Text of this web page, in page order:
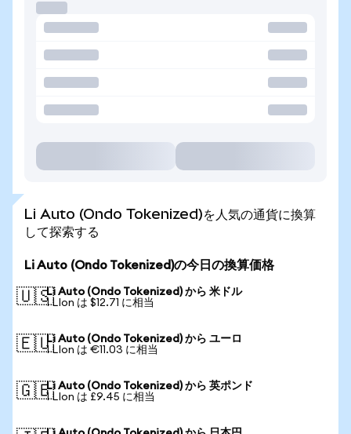
Li Auto (Ondo Tokenized)を人気の通貨に換算
して探索する
Li Auto (Ondo Tokenized)の今日の換算価格
🇺🇸Li Auto (Ondo Tokenized) から 米ドル
1 LIon は $12.71 に相当
🇪🇺Li Auto (Ondo Tokenized) から ユーロ
1 LIon は €11.03 に相当
🇬🇧Li Auto (Ondo Tokenized) から 英ポンド
1 LIon は £9.45 に相当